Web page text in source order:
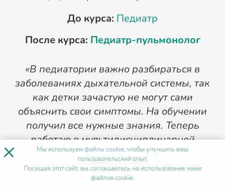
До курса: Педиатр
После курса: Педиатр-пульмонолог
«В педиатории важно разбираться в
заболеваниях дыхательной системы, так
как детки зачастую не могут сами
объяснить свои симптомы. На обучении
получил все нужные знания. Теперь
работаю в мультидисциплинарной
команде, помогая маленьким пациентам
восстанавливаться после тяжелых
болезней. Обучение было удобным,
× Мы используемфайлы cookie, чтобы улучшить ваш
пользовательский опыт.
Посещая этот сайт, вы соглашаетесь на использование нами
файлов cookie.